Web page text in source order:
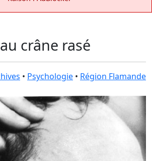
crâne rasé
• Psychologie • Région Flamande